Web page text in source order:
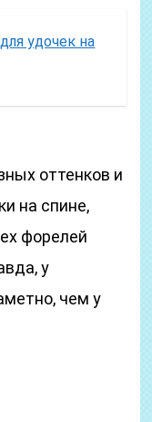
удочек на
оттенков и
на спине,
форелей
у
чем у